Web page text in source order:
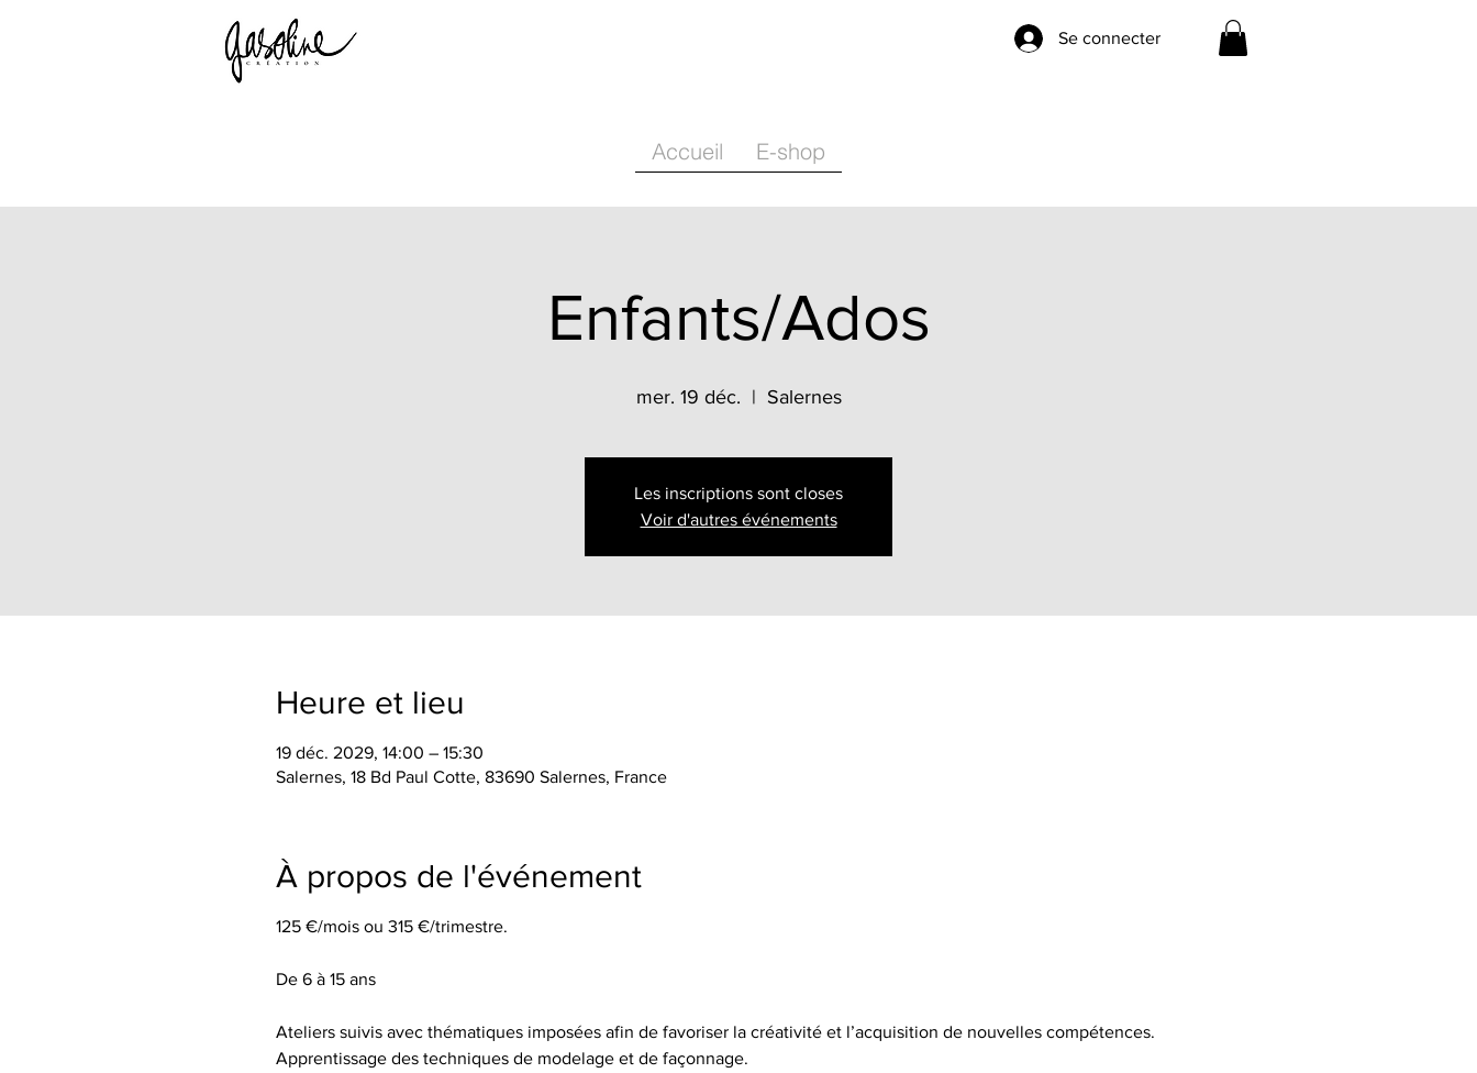
Se connecter
Accueil E-shop
Enfants/Ados
mer. 19 déc.
  |
Salernes
Les inscriptions sont closes
Voir d'autres événements
Heure et lieu
19 déc. 2029, 14:00 – 15:30
Salernes, 18 Bd Paul Cotte, 83690 Salernes, France
À propos de l'événement
125 €/mois ou 315 €/trimestre.
De 6 à 15 ans
Ateliers suivis avec thématiques imposées afin de favoriser la créativité et l’acquisition de nouvelles compétences.
Apprentissage des techniques de modelage et de façonnage.